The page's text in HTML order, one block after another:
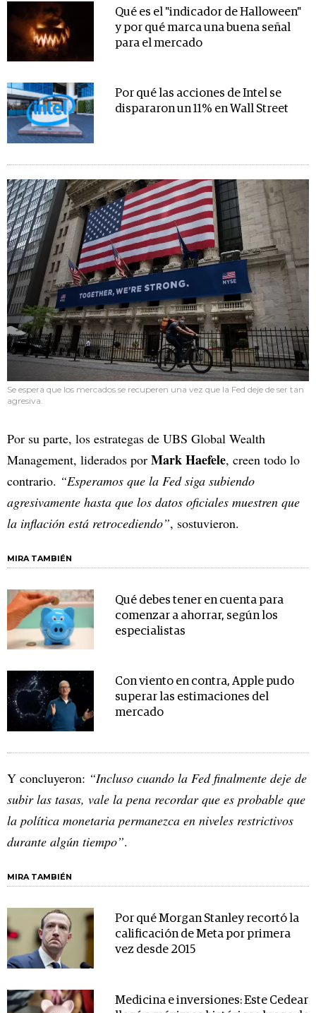
Qué es el "indicador de Halloween"
y por qué marca una buena señal
para el mercado
Por qué las acciones de Intel se
dispararon un 11% en Wall Street
Se espera que los mercados se recuperen una vez que la Fed deje de ser tan
agresiva.
Por su parte, los estrategas de UBS Global Wealth
Management, liderados por Mark Haefele, creen todo lo
contrario. “Esperamos que la Fed siga subiendo
agresivamente hasta que los datos oficiales muestren que
la inflación está retrocediendo”, sostuvieron.
MIRA TAMBIÉN
Qué debes tener en cuenta para
comenzar a ahorrar, según los
especialistas
Con viento en contra, Apple pudo
superar las estimaciones del
mercado
Y concluyeron: “Incluso cuando la Fed finalmente deje de
subir las tasas, vale la pena recordar que es probable que
la política monetaria permanezca en niveles restrictivos
durante algún tiempo”.
MIRA TAMBIÉN
Por qué Morgan Stanley recortó la
calificación de Meta por primera
vez desde 2015
Medicina e inversiones: Este Cedear